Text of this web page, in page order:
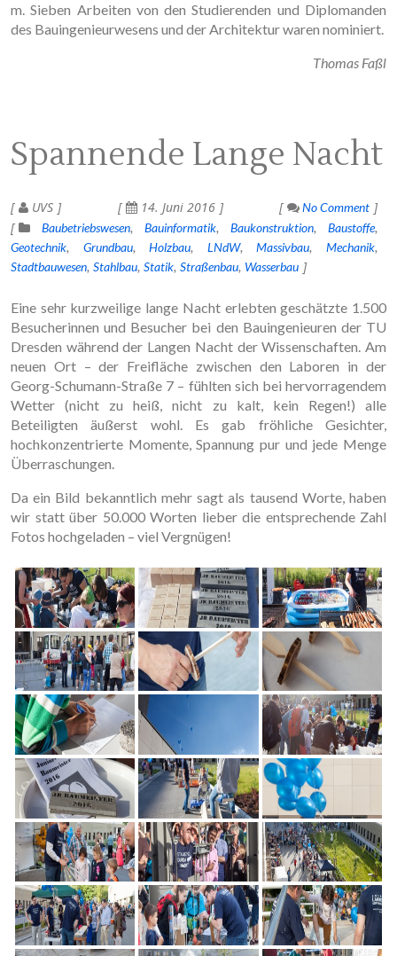
m. Sieben Arbeiten von den Studierenden und Diplomanden
des Bau­ingenieurwesens und der Architektur waren nominiert.
Thomas Faßl
Spannende Lange Nacht
UVS 14. Juni 2016
No Comment
Baubetriebswesen
Bauinformatik Baukonstruktion
Baustoffe
Geotechnik
Grundbau Holzbau LNdW Massivbau
Mechanik
Stadtbauwesen Stahlbau Statik Straßenbau Wasserbau
Eine sehr kurzweilige lange Nacht erlebten geschätzte 1.500
Besucherinnen und Besucher bei den Bauingenieuren der TU
Dresden während der Langen Nacht der Wissenschaften. Am
neuen Ort – der Freifläche zwischen den Laboren in der
Georg-Schumann-Straße 7 – fühlten sich bei hervorragendem
Wetter (nicht zu heiß, nicht zu kalt, kein Regen!) alle
Beteiligten äußerst wohl. Es gab fröhliche Gesichter,
hochkonzentrierte Momente, Spannung pur und jede Menge
Überraschungen.
Da ein Bild bekanntlich mehr sagt als tausend Worte, haben
wir statt über 50.000 Worten lieber die entsprechende Zahl
Fotos hochgeladen – viel Vergnügen!